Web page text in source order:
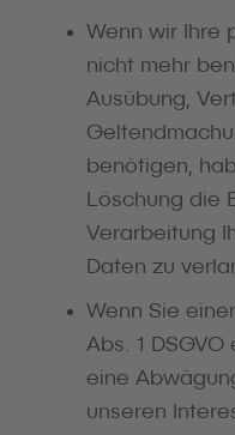
Wenn wir Ihre
nicht mehr
Ausübung,
benötigen,
Löschung die
Verarbeitung
Daten zu
Wenn Sie
Abs. 1
eine
unseren